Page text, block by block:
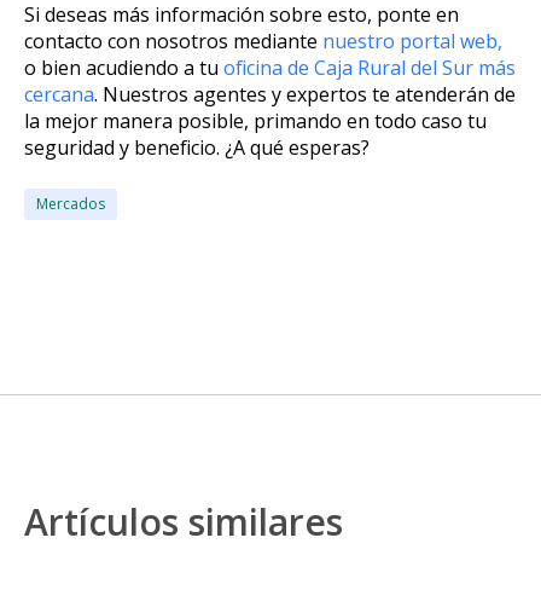
Si deseas más información sobre esto, ponte en
contacto con nosotros mediante nuestro portal web,
o bien acudiendo a tu oficina de Caja Rural del Sur más
cercana. Nuestros agentes y expertos te atenderán de
la mejor manera posible, primando en todo caso tu
seguridad y beneficio. ¿A qué esperas?
Mercados
Artículos similares